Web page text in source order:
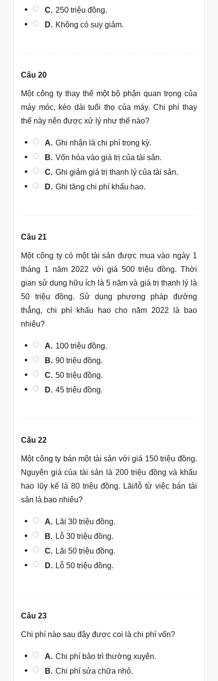
C. 250 triệu đồng.
D. Không có suy giảm.
Câu 20
Một công ty thay thế một bộ phận quan trọng của
máy móc, kéo dài tuổi thọ của máy. Chi phí thay
thế này nên được xử lý như thế nào?
A. Ghi nhận là chi phí trong kỳ.
B. Vốn hóa vào giá trị của tài sản.
C. Ghi giảm giá trị thanh lý của tài sản.
D. Ghi tăng chi phí khấu hao.
Câu 21
Một công ty có một tài sản được mua vào ngày 1
tháng 1 năm 2022 với giá 500 triệu đồng. Thời
gian sử dụng hữu ích là 5 năm và giá trị thanh lý là
50 triệu đồng. Sử dụng phương pháp đường
thẳng, chi phí khấu hao cho năm 2022 là bao
nhiêu?
A. 100 triệu đồng.
B. 90 triệu đồng.
C. 50 triệu đồng.
D. 45 triệu đồng.
Câu 22
Một công ty bán một tài sản với giá 150 triệu đồng.
Nguyên giá của tài sản là 200 triệu đồng và khấu
hao lũy kế là 80 triệu đồng. Lãi/lỗ từ việc bán tài
sản là bao nhiêu?
A. Lãi 30 triệu đồng.
B. Lỗ 30 triệu đồng.
C. Lãi 50 triệu đồng.
D. Lỗ 50 triệu đồng.
Câu 23
Chi phí nào sau đây được coi là chi phí vốn?
A. Chi phí bảo trì thường xuyên.
B. Chi phí sửa chữa nhỏ.